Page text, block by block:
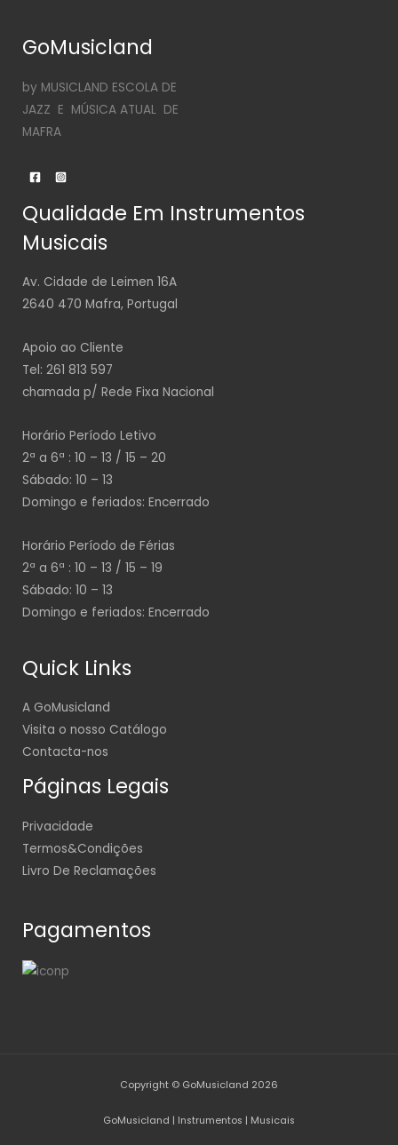
GoMusicland
by MUSICLAND ESCOLA DE
JAZZ E MÚSICA ATUAL DE
MAFRA
Qualidade Em Instrumentos
Musicais
Av. Cidade de Leimen 16A
2640 470 Mafra, Portugal
Apoio ao Cliente
Tel: 261 813 597
chamada p/ Rede Fixa Nacional
Horário Período Letivo
2ª a 6ª : 10 – 13 / 15 – 20
Sábado: 10 – 13
Domingo e feriados: Encerrado
Horário Período de Férias
2ª a 6ª : 10 – 13 / 15 – 19
Sábado: 10 – 13
Domingo e feriados: Encerrado
Quick Links
A GoMusicland
Visita o nosso Catálogo
Contacta-nos
Páginas Legais
Privacidade
Termos&Condições
Livro De Reclamações
Pagamentos
Copyright © GoMusicland 2026
GoMusicland | Instrumentos | Musicais